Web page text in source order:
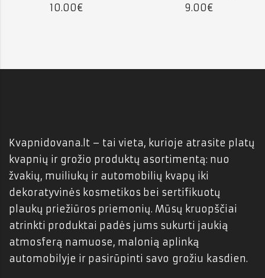
10.00€ 9.00€
Kvapnidovana.lt – tai vieta, kurioje atrasite platų
kvapnių ir grožio produktų asortimentą: nuo
žvakių, muiliukų ir automobilių kvapų iki
dekoratyvinės kosmetikos bei sertifikuotų
plaukų priežiūros priemonių. Mūsų kruopščiai
atrinkti produktai padės jums sukurti jaukią
atmosferą namuose, malonią aplinką
automobilyje ir pasirūpinti savo grožiu kasdien.